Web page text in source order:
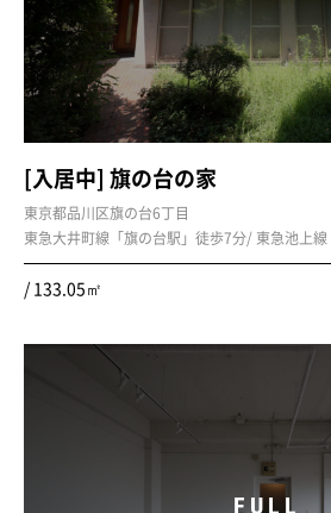
[入居中] 旗の台の家
東京都品川区旗の台6丁目
東急大井町線「旗の台駅」徒歩7分/ 東急池上
/ 133.05㎡
FULL